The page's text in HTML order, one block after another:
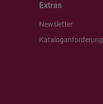
Extras
Newsletter
Kataloganforderung